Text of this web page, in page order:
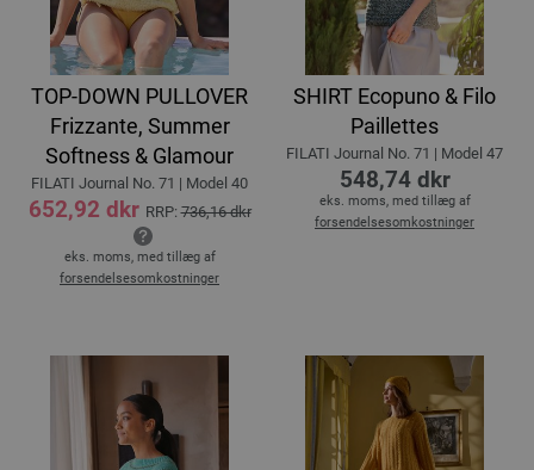
TOP-DOWN PULLOVER
Frizzante, Summer
Softness & Glamour
FILATI Journal No. 71 | Model 40
652,92 dkr RRP:736,16 dkr
eks. moms, med tillæg af
forsendelsesomkostninger
SHIRT Ecopuno & Filo
Paillettes
FILATI Journal No. 71 | Model 47
548,74 dkr
eks. moms, med tillæg af
forsendelsesomkostninger